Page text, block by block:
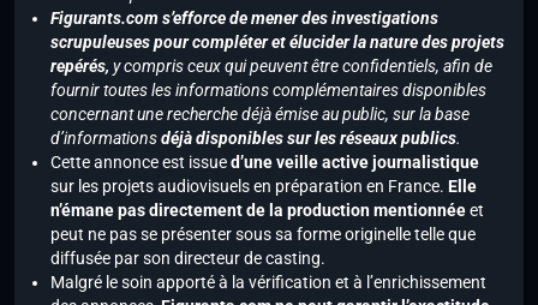
Figurants.com s’efforce de mener des investigations
scrupuleuses pour compléter et élucider la nature des projets
repérés, y compris ceux qui peuvent être confidentiels, afin de
fournir toutes les informations complémentaires disponibles
concernant une recherche déjà émise au public, sur la base
d’informationsdéjà disponibles sur les réseaux publics.
Cette annonce est issued’une veille active journalistique
sur les projets audiovisuels en préparation en France. Elle
n’émane pas directement de la production mentionnéeet
peut ne pas se présenter sous sa forme originelle telle que
diffusée par son directeur de casting.
Malgré le soin apporté à la vérification et à l’enrichissement